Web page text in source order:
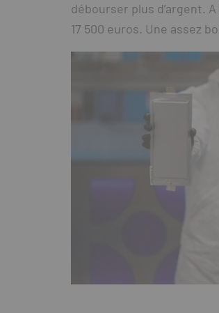
débourser plus d’argent.
17 500 euros. Une assez